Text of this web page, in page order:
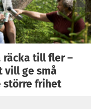
räcka till fler –
ge små
större frihet